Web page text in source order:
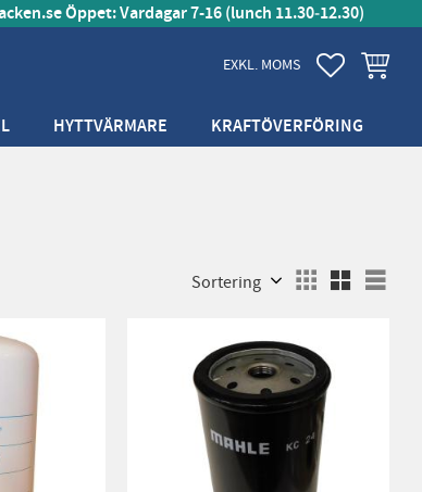
Öppet: Vardagar 7-16 (lunch 11.30‑12.30)
EXKL. MOMS FAVORITER
HYTTVÄRMARE KRAFTÖVERFÖRING